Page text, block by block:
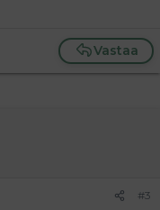
Vastaa
#3